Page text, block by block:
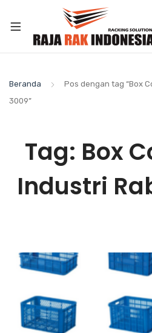
Beranda
Pos dengan tag “Box
3009”
Tag: Box
Industri